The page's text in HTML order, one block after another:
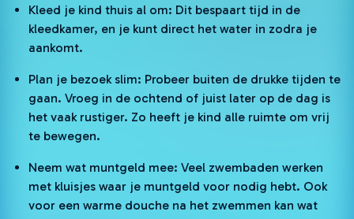
Kleed je kind thuis al om: Dit bespaart tijd in de
kleedkamer, en je kunt direct het water in zodra je
aankomt.
Plan je bezoek slim: Probeer buiten de drukke tijden te
gaan. Vroeg in de ochtend of juist later op de dag is
het vaak rustiger. Zo heeft je kind alle ruimte om vrij
te bewegen.
Neem wat muntgeld mee: Veel zwembaden werken
met kluisjes waar je muntgeld voor nodig hebt. Ook
voor een warme douche na het zwemmen kan wat